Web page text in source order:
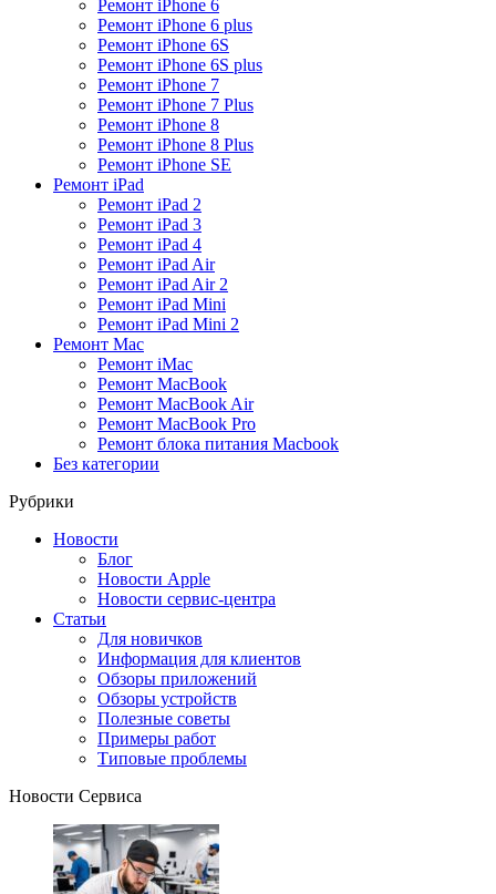
Ремонт iPhone 6
Ремонт iPhone 6 plus
Ремонт iPhone 6S
Ремонт iPhone 6S plus
Ремонт iPhone 7
Ремонт iPhone 7 Plus
Ремонт iPhone 8
Ремонт iPhone 8 Plus
Ремонт iPhone SE
Ремонт iPad
Ремонт iPad 2
Ремонт iPad 3
Ремонт iPad 4
Ремонт iPad Air
Ремонт iPad Air 2
Ремонт iPad Mini
Ремонт iPad Mini 2
Ремонт Mac
Ремонт iMac
Ремонт MacBook
Ремонт MacBook Air
Ремонт MacBook Pro
Ремонт блока питания Macbook
Без категории
Рубрики
Новости
Блог
Новости Apple
Новости сервис-центра
Статьи
Для новичков
Информация для клиентов
Обзоры приложений
Обзоры устройств
Полезные советы
Примеры работ
Типовые проблемы
Новости Сервиса